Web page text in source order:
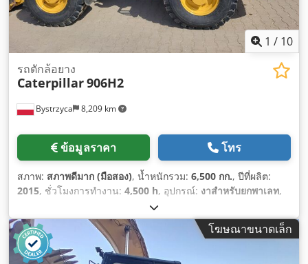
1 / 10
Bystrzyca 8,209 km
รถตักล้อยาง
Caterpillar906H2
ข้อมูลราคา โทร
สภาพ: สภาพดีมาก (มือสอง), น้ำหนักรวม: 6,500 กก., ปีที่ผลิต:
2015, ชั่วโมงการทำงาน: 4,500 h, อุปกรณ์: งาสำหรับยกพาเลท,
โฆษณาขนาดเล็ก